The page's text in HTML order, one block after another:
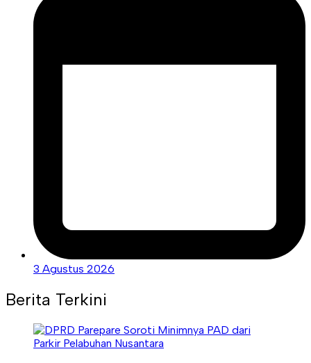
3 Agustus 2026
Berita Terkini